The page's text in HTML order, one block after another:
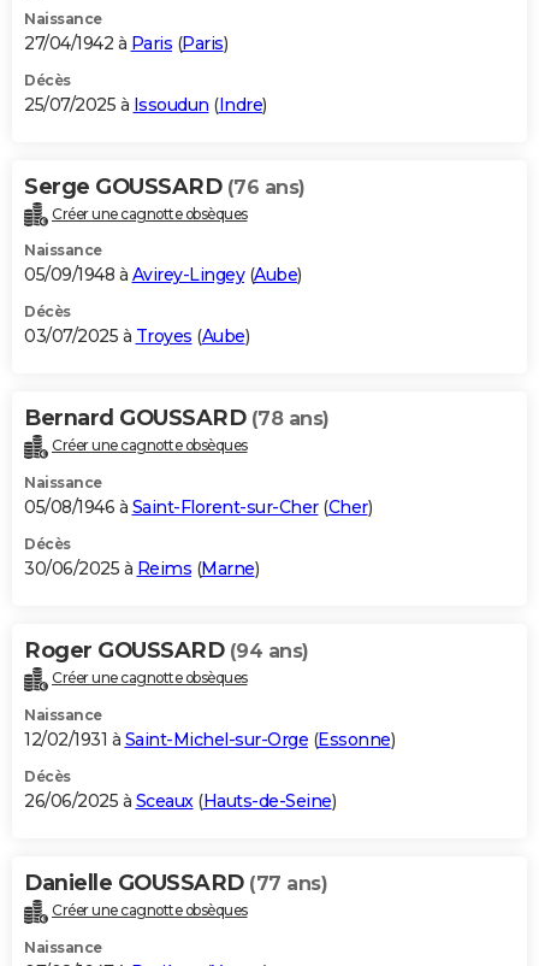
Naissance
27/04/1942 à Paris (Paris)
Décès
25/07/2025 à Issoudun (Indre)
Serge GOUSSARD (76 ans)
Créer une cagnotte obsèques
Naissance
05/09/1948 à Avirey-Lingey(Aube)
Décès
03/07/2025 à Troyes (Aube)
Bernard GOUSSARD (78 ans)
Créer une cagnotte obsèques
Naissance
05/08/1946 à Saint-Florent-sur-Cher(Cher)
Décès
30/06/2025 à Reims (Marne)
Roger GOUSSARD (94 ans)
Créer une cagnotte obsèques
Naissance
12/02/1931 à Saint-Michel-sur-Orge (Essonne)
Décès
26/06/2025 à Sceaux(Hauts-de-Seine)
Danielle GOUSSARD (77 ans)
Créer une cagnotte obsèques
Naissance